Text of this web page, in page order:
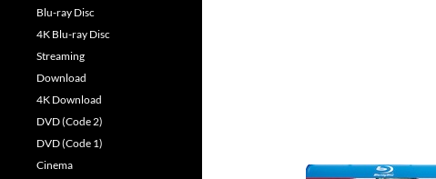
Blu-ray Disc
4K Blu-ray Disc
Streaming
Download
4K Download
DVD (Code 2)
DVD (Code 1)
Cinema